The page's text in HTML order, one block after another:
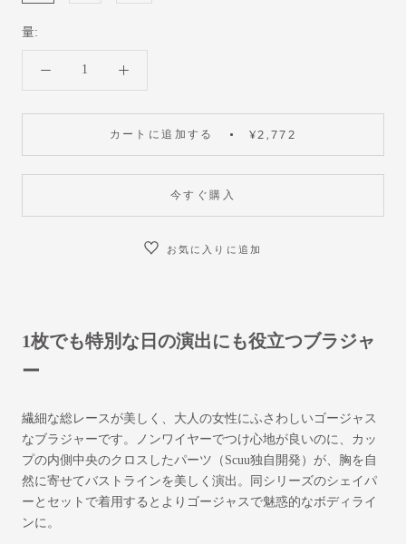
量:
カートに追加する ¥2,772
今すぐ購入
お気に入りに追加
1枚でも特別な日の演出にも役立つブラジャ
ー
繊細な総レースが美しく、大人の女性にふさわしいゴージャス
なブラジャーです。ノンワイヤーでつけ心地が良いのに、カッ
プの内側中央のクロスしたパーツ（Scuu独自開発）が、胸を自
然に寄せてバストラインを美しく演出。同シリーズのシェイパ
ーとセットで着用するとよりゴージャスで魅惑的なボディライ
ンに。